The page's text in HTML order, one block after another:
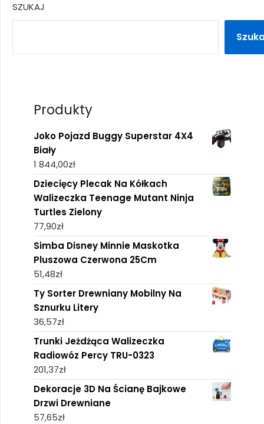
SZUKAJ
Produkty
Joko Pojazd Buggy Superstar 4X4
Biały
1 844,00zł
Dziecięcy Plecak Na Kółkach
Walizeczka Teenage Mutant Ninja
Turtles Zielony
77,90zł
Simba Disney Minnie Maskotka
Pluszowa Czerwona 25Cm
51,48zł
Ty Sorter Drewniany Mobilny Na
Sznurku Litery
36,57zł
Trunki Jeżdżąca Walizeczka
Radiowóz Percy TRU-0323
201,37zł
Dekoracje 3D Na Ścianę Bajkowe
Drzwi Drewniane
57,65zł